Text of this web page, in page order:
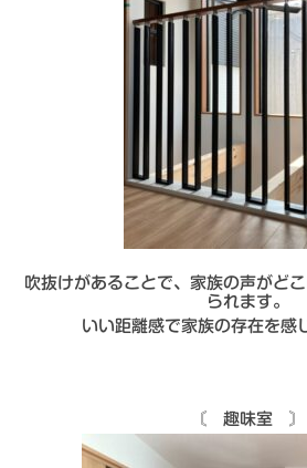
吹抜けがあることで、家族の声がど
られます。
いい距離感で家族の存在を感
〘 趣味室 〙